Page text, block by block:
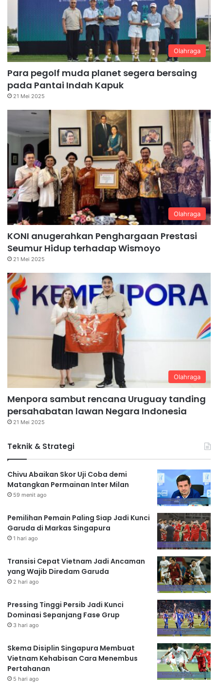
Olahraga
Para pegolf muda planet segera bersaing
pada Pantai Indah Kapuk
21 Mei 2025
Olahraga
KONI anugerahkan Penghargaan Prestasi
Seumur Hidup terhadap Wismoyo
21 Mei 2025
Olahraga
Menpora sambut rencana Uruguay tanding
persahabatan lawan Negara Indonesia
21 Mei 2025
Teknik & Strategi
Chivu Abaikan Skor Uji Coba demi
Matangkan Permainan Inter Milan
59 menit ago
Pemilihan Pemain Paling Siap Jadi Kunci
Garuda di Markas Singapura
1 hari ago
Transisi Cepat Vietnam Jadi Ancaman
yang Wajib Diredam Garuda
2 hari ago
Pressing Tinggi Persib Jadi Kunci
Dominasi Sepanjang Fase Grup
3 hari ago
Skema Disiplin Singapura Membuat
Vietnam Kehabisan Cara Menembus
Pertahanan
5 hari ago